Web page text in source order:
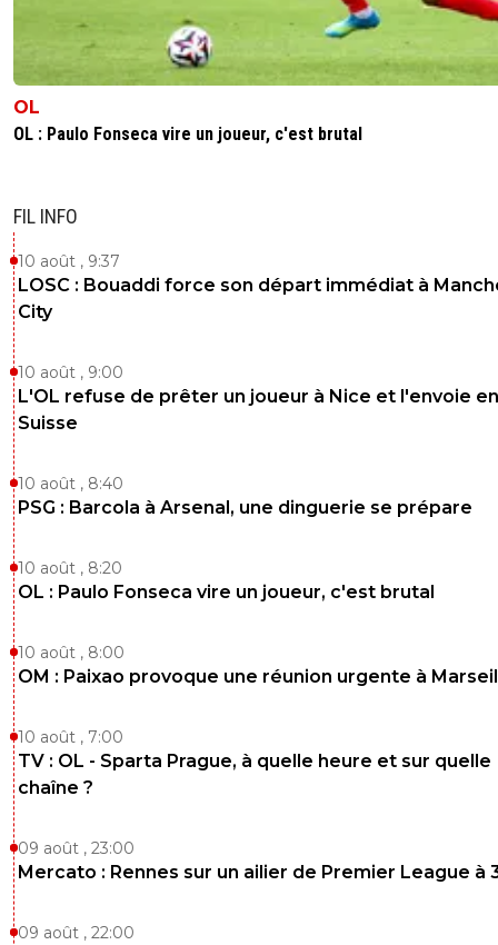
OL
OL : Paulo Fonseca vire un joueur, c'est brutal
FIL INFO
10 août , 9:37
LOSC : Bouaddi force son départ immédiat à
City
10 août , 9:00
L'OL refuse de prêter un joueur à Nice et l'envoie en
Suisse
10 août , 8:40
PSG : Barcola à Arsenal, une dinguerie se prépare
10 août , 8:20
OL : Paulo Fonseca vire un joueur, c'est brutal
10 août , 8:00
OM : Paixao provoque une réunion urgente à
10 août , 7:00
TV : OL - Sparta Prague, à quelle heure et sur quelle
chaîne ?
09 août , 23:00
Mercato : Rennes sur un ailier de Premier League à
09 août , 22:00